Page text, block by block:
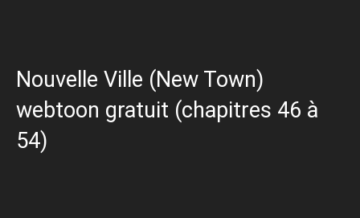
Nouvelle Ville (New Town)
webtoon gratuit (chapitres 46 à
54)